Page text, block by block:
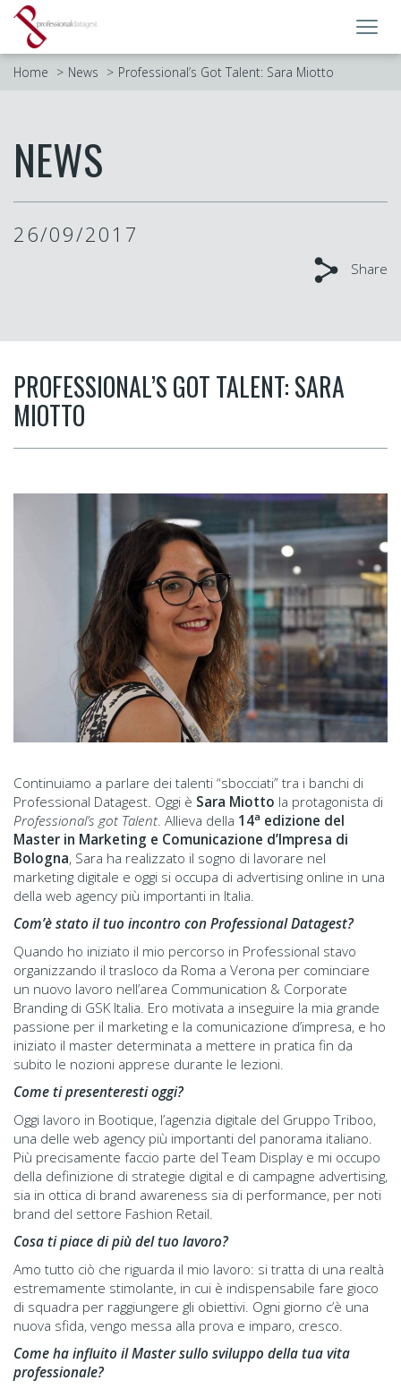
Home News Professional’s Got Talent: Sara Miotto
NEWS
26/09/2017
Share
PROFESSIONAL’S GOT TALENT: SARA
MIOTTO
Continuiamo a parlare dei talenti “sbocciati” tra i banchi di
Professional Datagest. Oggi è Sara Miotto la protagonista di
Professional’s got Talent. Allieva della 14a edizione del
Master in Marketing e Comunicazione d’Impresa di
Bologna, Sara ha realizzato il sogno di lavorare nel
marketing digitale e oggi si occupa di advertising online in una
della web agency più importanti in Italia.
Com’è stato il tuo incontro con Professional Datagest?
Quando ho iniziato il mio percorso in Professional stavo
organizzando il trasloco da Roma a Verona per cominciare
un nuovo lavoro nell’area Communication & Corporate
Branding di GSK Italia. Ero motivata a inseguire la mia grande
passione per il marketing e la comunicazione d’impresa, e ho
iniziato il master determinata a mettere in pratica fin da
subito le nozioni apprese durante le lezioni.
Come ti presenteresti oggi?
Oggi lavoro in Bootique, l’agenzia digitale del Gruppo Triboo,
una delle web agency più importanti del panorama italiano.
Più precisamente faccio parte del Team Display e mi occupo
della definizione di strategie digital e di campagne advertising,
sia in ottica di brand awareness sia di performance, per noti
brand del settore Fashion Retail.
Cosa ti piace di più del tuo lavoro?
Amo tutto ciò che riguarda il mio lavoro: si tratta di una realtà
estremamente stimolante, in cui è indispensabile fare gioco
di squadra per raggiungere gli obiettivi. Ogni giorno c’è una
nuova sfida, vengo messa alla prova e imparo, cresco.
Come ha influito il Master sullo sviluppo della tua vita
professionale?